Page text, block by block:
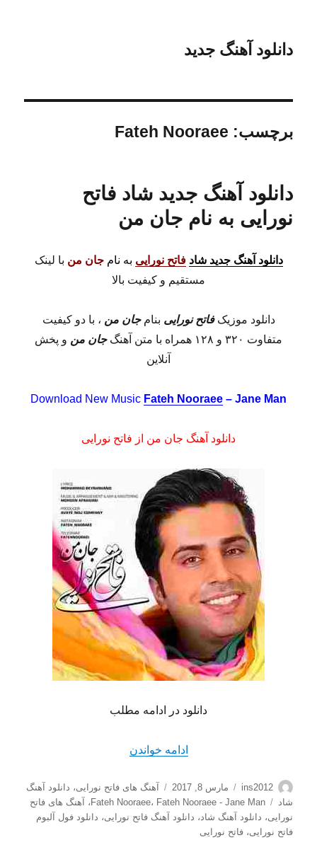
دانلود آهنگ جدید
برچسب: Fateh Nooraee
دانلود آهنگ جدید شاد فاتح
نورایی به نام جان من
دانلود آهنگ جدید شاد فاتح نورایی به نامجان من با لینک
مستقیم و کیفیت بالا
دانلود موزیکفاتح نورایی بنامجان من ، با دو کیفیت
متفاوت ۳۲۰ و ۱۲۸ همراه با متن آهنگ
جان من و پخش
آنلاین
Download New Music Fateh Nooraee – Jane Man
دانلود آهنگ جان من از فاتح نورایی
دانلود در ادامه مطلب
ادامه خواندن
نویسنده
ins2012
ارسال
شده
در
مارس 8, 2017 دسته‌ها
آهنگ های فاتح نورایی، دانلود آهنگ
شاد
برچسب‌ها Fateh Nooraee، Fateh Nooraee - Jane Man ،
آهنگ های فاتح
نورایی، دانلود آهنگ شاد، دانلود آهنگ فاتح نورایی، دانلود فول آلبوم
فاتح نورایی،فاتح نورایی